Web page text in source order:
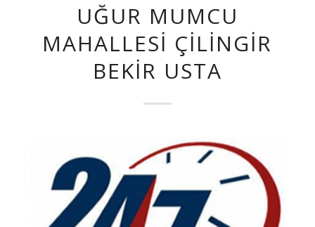
UĞUR MUMCU
MAHALLESI ÇILINGIR
BEKIR USTA